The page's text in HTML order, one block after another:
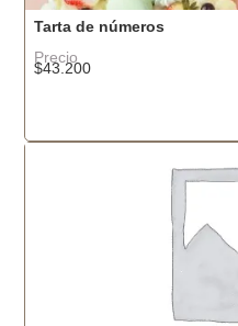
Tarta de números
Precio
$43.200